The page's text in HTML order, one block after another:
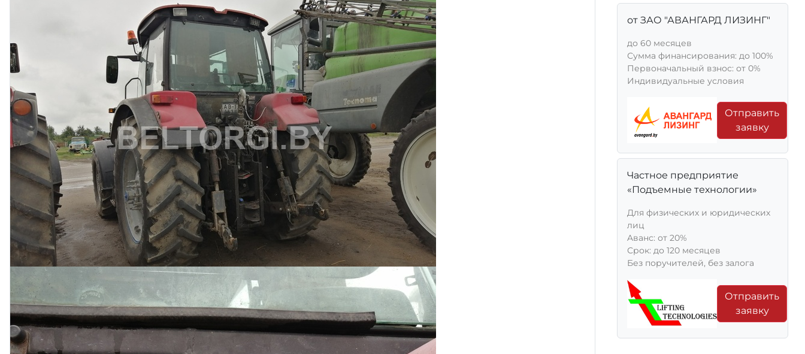
от ЗАО "АВАНГАРД ЛИЗИНГ"
до 60 месяцев
Сумма финансирования: до 100%
Первоначальный взнос: от 0%
Индивидуальные условия
Отправить
заявку
Частное предприятие
«Подъемные технологии»
Для физических и юридических
лиц
Aванс: от 20%
Срок: до 120 месяцев
Без поручителей, без залога
Отправить
заявку